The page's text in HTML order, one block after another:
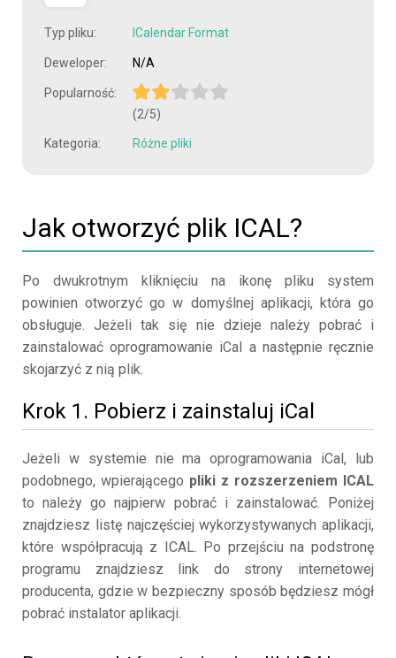
Typ pliku: ICalendar Format
Deweloper: N/A
Popularność:
(2/5)
Kategoria: Różne pliki
Jak otworzyć plik ICAL?
Po dwukrotnym kliknięciu na ikonę pliku system
powinien otworzyć go w domyślnej aplikacji, która go
obsługuje. Jeżeli tak się nie dzieje należy pobrać i
zainstalować oprogramowanie iCal a następnie ręcznie
skojarzyć z nią plik.
Krok 1. Pobierz i zainstaluj iCal
Jeżeli w systemie nie ma oprogramowania iCal, lub
podobnego, wpierającego pliki z rozszerzeniem ICAL
to należy go najpierw pobrać i zainstalować. Poniżej
znajdziesz listę najczęściej wykorzystywanych aplikacji,
które współpracują z ICAL. Po przejściu na podstronę
programu znajdziesz link do strony internetowej
producenta, gdzie w bezpieczny sposób będziesz mógł
pobrać instalator aplikacji.